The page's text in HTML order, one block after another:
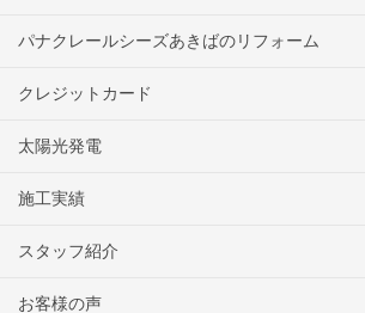
パナクレールシーズあきばのリフォーム
クレジットカード
太陽光発電
施工実績
スタッフ紹介
お客様の声